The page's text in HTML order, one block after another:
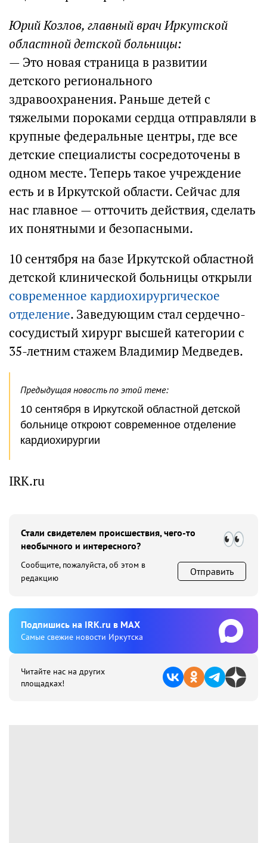
Юрий Козлов, главный врач Иркутской
областной детской больницы:
— Это новая страница в развитии
детского регионального
здравоохранения. Раньше детей с
тяжелыми пороками сердца отправляли в
крупные федеральные центры, где все
детские специалисты сосредоточены в
одном месте. Теперь такое учреждение
есть и в Иркутской области. Сейчас для
нас главное — отточить действия, сделать
их понятными и безопасными.
10 сентября на базе Иркутской областной
детской клинической больницы открыли
современное кардиохирургическое
отделение. Заведующим стал сердечно-
сосудистый хирург высшей категории с
35-летним стажем Владимир Медведев.
Предыдущая новость по этой теме:
10 сентября в Иркутской областной детской
больнице откроют современное отделение
кардиохирургии
IRK.ru
Стали свидетелем происшествия, чего-то
необычного и интересного?
Сообщите, пожалуйста, об этом в
редакцию
Отправить
Подпишиcь на IRK.ru в MAX
Cамые свежие новости Иркутска
Читайте нас на других
площадках!